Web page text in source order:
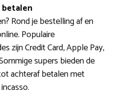
Rond je bestelling af en
Populaire
zijn Credit Card, Apple Pay,
supers bieden de
achteraf betalen met